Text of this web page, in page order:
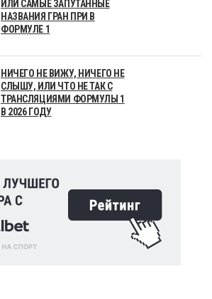
ИЛИ САМЫЕ ЗАПУТАННЫЕ
НАЗВАНИЯ ГРАН ПРИ В
ФОРМУЛЕ 1
НИЧЕГО НЕ ВИЖУ, НИЧЕГО НЕ
СЛЫШУ, ИЛИ ЧТО НЕ ТАК С
ТРАНСЛЯЦИЯМИ ФОРМУЛЫ 1
В 2026 ГОДУ